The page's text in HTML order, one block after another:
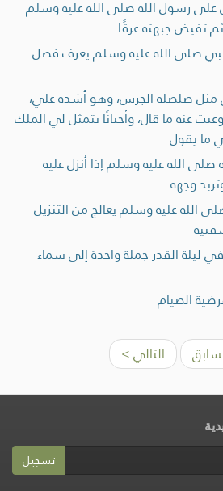
على رسول الله صلى الله عليه وسلم
ثم تفيض جبهته عرقًا
صلى الله عليه وسلم يعرف فصل
مثل صلصلة الجرس، وهو أشده علي،
عنه ما قال، وأحيانًا يتمثل لي الملك
ما يقول
الله عليه وسلم إذا أنزل عليه
وجهه
الله عليه وسلم يعالج من التنزيل
ليلة القدر جملة واحدة إلى سماء
الصيام
التالي >
تسجيل